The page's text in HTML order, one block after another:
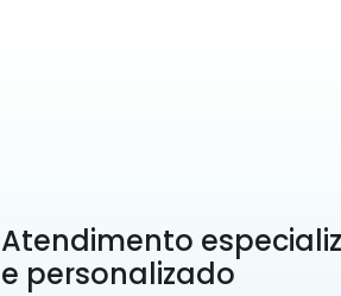
Atendimento
e personalizado